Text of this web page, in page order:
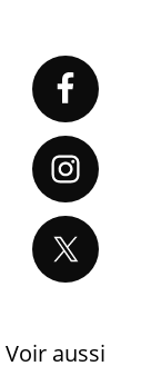
Primary
Sidebar
Voir aussi